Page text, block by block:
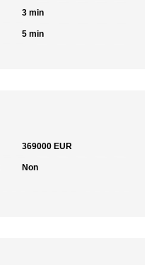
3 min
5 min
369000 EUR
Non